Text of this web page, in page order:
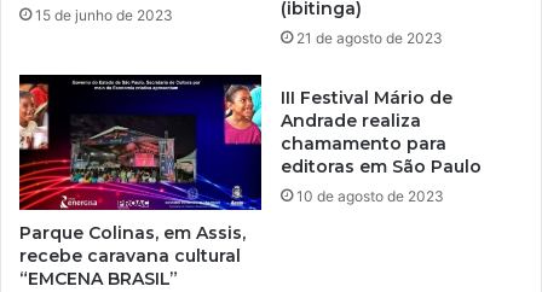
15 de junho de 2023 (ibitinga)
21 de agosto de 2023
Parque Colinas, em Assis,
recebe caravana cultural
“EMCENA BRASIL”
III Festival Mário de
Andrade realiza
chamamento para
editoras em São Paulo
10 de agosto de 2023